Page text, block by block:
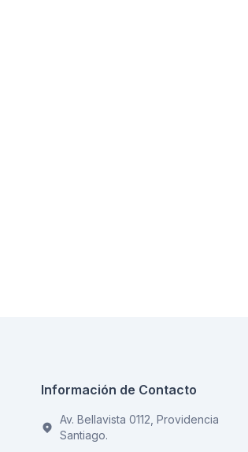
Información de Contacto
Av. Bellavista 0112, Providencia
Santiago.